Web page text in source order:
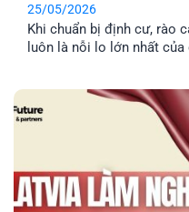
25/05/2026
Khi chuẩn bị định cư, rào
luôn là nỗi lo lớn nhất
địa phương? EFP sẽ giải